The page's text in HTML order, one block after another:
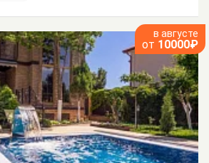
в августе
от 10000₽